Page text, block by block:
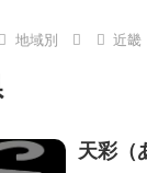
地域別 近畿
天彩（